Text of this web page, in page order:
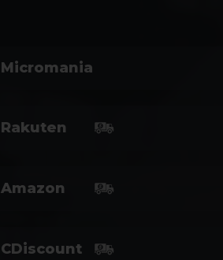
Micromania
Rakuten
Amazon
CDiscount